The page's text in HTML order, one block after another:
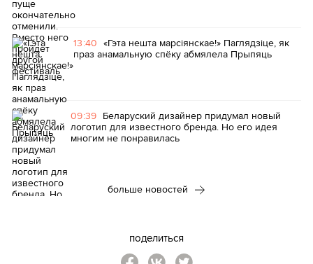
13:40 «Гэта нешта марсіянскае!» Паглядзіце, як
праз анамальную спёку абмялела Прыпяць
09:39 Беларуский дизайнер придумал новый
логотип для известного бренда. Но его идея
многим не понравилась
больше новостей
поделиться